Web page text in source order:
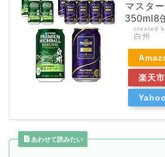
マスタ
350ml8
created
白州
楽天
あわせて読みたい